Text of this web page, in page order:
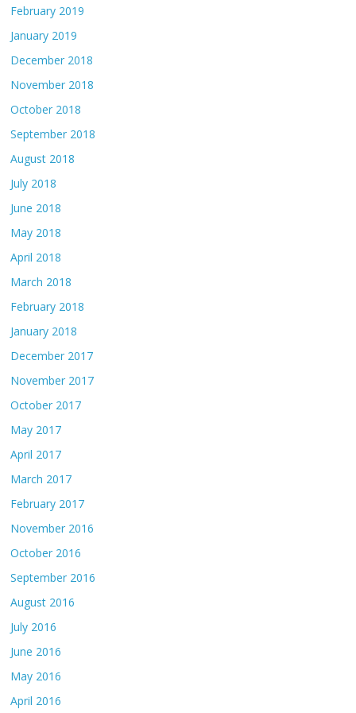
February 2019
January 2019
December 2018
November 2018
October 2018
September 2018
August 2018
July 2018
June 2018
May 2018
April 2018
March 2018
February 2018
January 2018
December 2017
November 2017
October 2017
May 2017
April 2017
March 2017
February 2017
November 2016
October 2016
September 2016
August 2016
July 2016
June 2016
May 2016
April 2016